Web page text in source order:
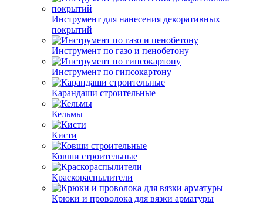
Инструмент для нанесения декоративных
покрытий
Инструмент по газо и пенобетону
Инструмент по гипсокартону
Карандаши строительные
Кельмы
Кисти
Ковши строительные
Краскораспылители
Крюки и проволока для вязки арматуры